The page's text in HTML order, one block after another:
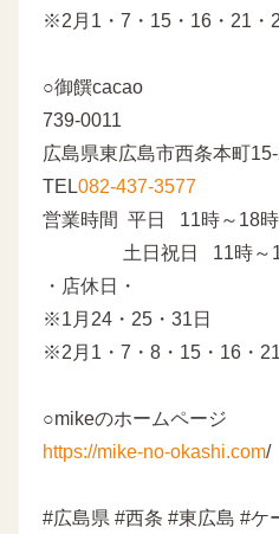
※2月1・7・15・16・21・
○御饌cacao
739-0011
広島県東広島市西条本町
TEL082-437-3577
営業時間 平日 11時～18時
土日祝日 11時～
・店休日・
※1月24・25・31日
※2月1・7・8・15・16・
○mikeのホームページ
https://mike-no-okashi.com/
#広島県 #西条 #東広島 #ケ